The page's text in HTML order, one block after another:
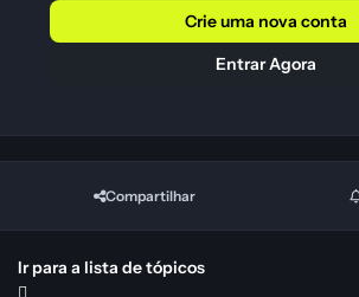
Crie uma nova conta
Entrar Agora
Compartilhar
Ir para a lista de tópicos